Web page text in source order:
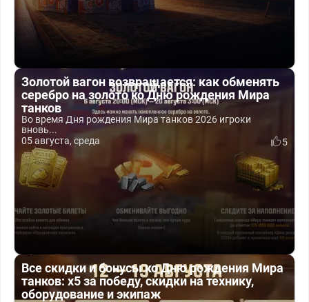
Золотой вагон возвращается: как обменять
серебро на золото ко Дню рождения Мира
танков
Во время Дня рождения Мира танков 2026 игроки
вновь...
05 августа, среда
5
Все скидки и бонусы ко Дню рождения Мира
танков: x5 за победу, скидки на технику,
оборудование и экипаж